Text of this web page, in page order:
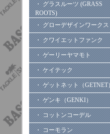
・ グラスルーツ (GRASS
ROOTS)
・ グローデザインワークス
・ クワイエットファンク
・ ゲーリーヤマモト
・ ケイテック
・ ゲットネット（GETNET
・ ゲンキ（GENKI）
・ コットンコーデル
・ コーモラン